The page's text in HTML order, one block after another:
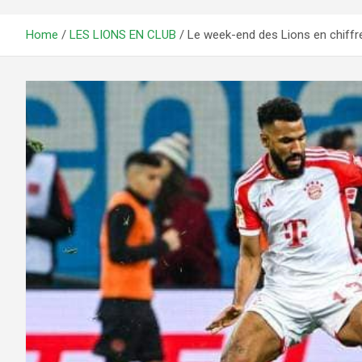
Home LES LIONS EN CLUB Le week-end des Lions en